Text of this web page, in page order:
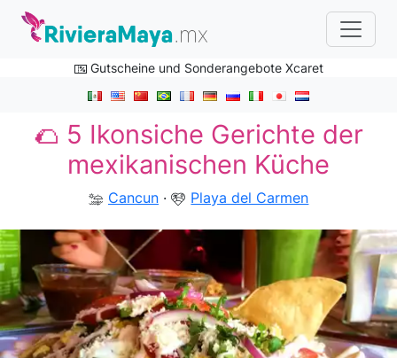
Gutscheine und Sonderangebote Xcaret
🌮 5 Ikonsiche Gerichte der
mexikanischen Küche
Cancun · Playa del Carmen